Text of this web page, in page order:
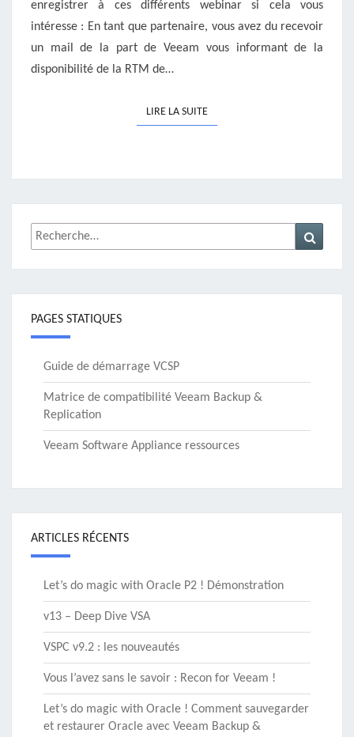
enregistrer à ces différents webinar si cela vous
intéresse : En tant que partenaire, vous avez du recevoir
un mail de la part de Veeam vous informant de la
disponibilité de la RTM de…
LIRE LA SUITELIRE LA SUITE
Rechercher :
PAGES STATIQUES
Guide de démarrage VCSP
Matrice de compatibilité Veeam Backup &
Replication
Veeam Software Appliance ressources
ARTICLES RÉCENTS
Let’s do magic with Oracle P2 ! Démonstration
v13 – Deep Dive VSA
VSPC v9.2 : les nouveautés
Vous l’avez sans le savoir : Recon for Veeam !
Let’s do magic with Oracle ! Comment sauvegarder
et restaurer Oracle avec Veeam Backup &